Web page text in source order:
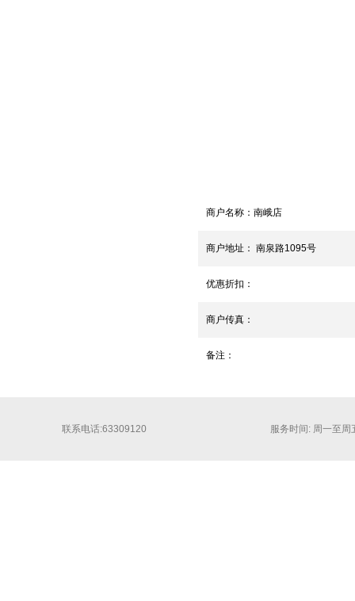
商户名称： 南峨店
商户地址： 南泉路1095号
优惠折扣：
商户传真：
备注：
联系电话:63309120 服务时间: 周一至